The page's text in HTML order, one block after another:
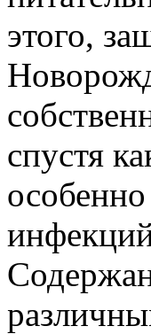
этого,
спустя